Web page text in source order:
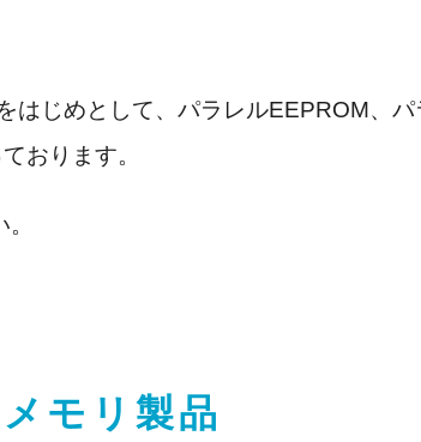
じめとして、パラレルEEPROM、パ
おります。
モリ製品